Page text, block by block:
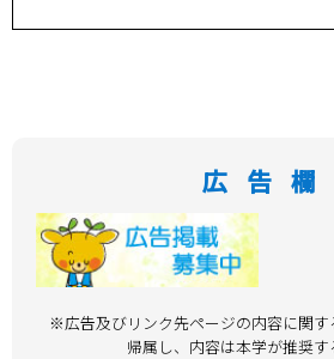
国際交流・留学
産官学連携
奈良国立大学機構
図書館
広告欄
※広告及びリンク先ページの内容に関す
帰属し、内容は本学が推奨す